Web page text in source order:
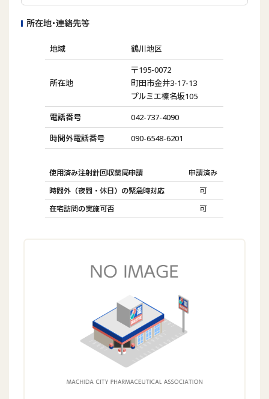
所在地･連絡先等
地域 鶴川地区
所在地
〒195-0072
町田市金井3-17-13
プルミエ榛名坂105
電話番号
042-737-4090
時間外電話番号
090-6548-6201
使用済み注射針回収薬局申請
申請済み
時間外（夜間・休日）の緊急時対応
可
在宅訪問の実施可否
可